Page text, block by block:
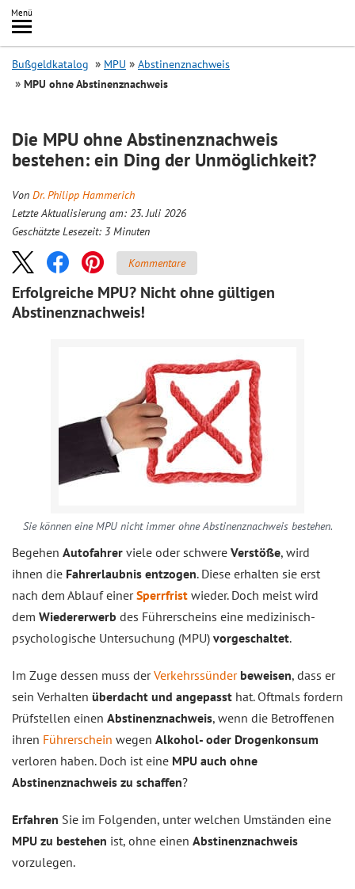
Inhalt
springen
Menü
Search
Bußgeldkatalog MPU
Abstinenznachweis
MPU ohne Abstinenznachweis
Die MPU ohne Abstinenznachweis
bestehen: ein Ding der Unmöglichkeit?
Von Dr. Philipp Hammerich
Letzte Aktualisierung am: 23. Juli 2026
Geschätzte Lesezeit: 3 Minuten
Kommentare
Erfolgreiche MPU? Nicht ohne gültigen
Abstinenznachweis!
Sie können eine MPU nicht immer ohne Abstinenznachweis bestehen.
Begehen Autofahrer viele oder schwere Verstöße, wird
ihnen die Fahrerlaubnis entzogen. Diese erhalten sie erst
nach dem Ablauf einerSperrfrist wieder. Doch meist wird
dem Wiedererwerb des Führerscheins eine medizinisch-
psychologische Untersuchung (MPU) vorgeschaltet.
Im Zuge dessen muss derVerkehrssünder beweisen, dass er
sein Verhalten überdacht und angepasst hat. Oftmals fordern
Prüfstellen einen Abstinenznachweis, wenn die Betroffenen
ihren Führerschein wegen Alkohol- oder Drogenkonsum
verloren haben. Doch ist eine MPU auch ohne
Abstinenznachweis zu schaffen?
Erfahren Sie im Folgenden, unter welchen Umständen eine
MPU zu bestehen ist, ohne einen Abstinenznachweis
vorzulegen.